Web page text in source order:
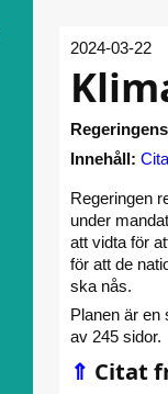
2024-03-22
Innehåll:
Regeringen
under
att vidta för
för att de
ska nås.
Planen är en
av 245 sidor.
⇑ Citat